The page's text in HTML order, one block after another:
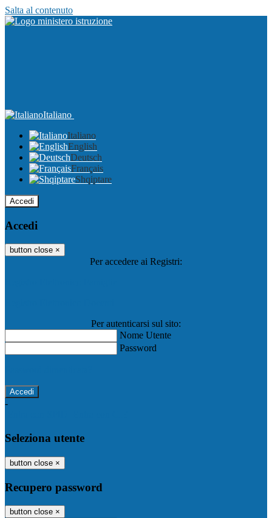
Salta al contenuto
Italiano
Italiano
English
Deutsch
Français
Shqiptare
Accedi
Accedi
button close ×
Per accedere ai Registri:
Per autenticarsi sul sito:
Nome Utente
Password
-
Seleziona utente
button close ×
Recupero password
button close ×